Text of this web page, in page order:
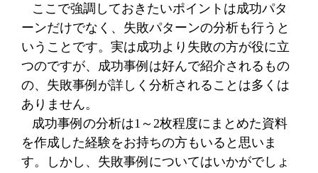
ここで強調しておきたいポイントは成功パタ
ーンだけでなく、失敗パターンの分析も行うと
いうことです。実は成功より失敗の方が役に立
つのですが、成功事例は好んで紹介されるもの
の、失敗事例が詳しく分析されることは多くは
ありません。
成功事例の分析は1 ～ 2枚程度にまとめた資料
を作成した経験をお持ちの方もいると思いま
す。しかし、失敗事例についてはいかがでしょ